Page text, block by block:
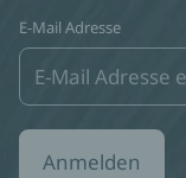
E-Mail Adresse
Anmelden